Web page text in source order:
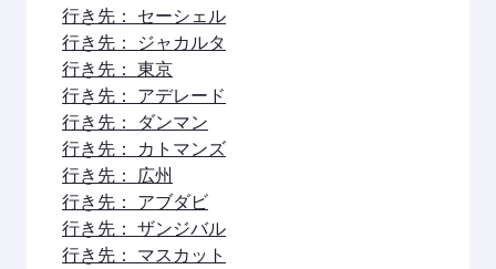
行き先： セーシェル
行き先： ジャカルタ
行き先： 東京
行き先： アデレード
行き先： ダンマン
行き先： カトマンズ
行き先： 広州
行き先： アブダビ
行き先： ザンジバル
行き先： マスカット